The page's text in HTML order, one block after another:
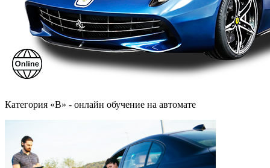
Категория «B» - онлайн обучение на автомате